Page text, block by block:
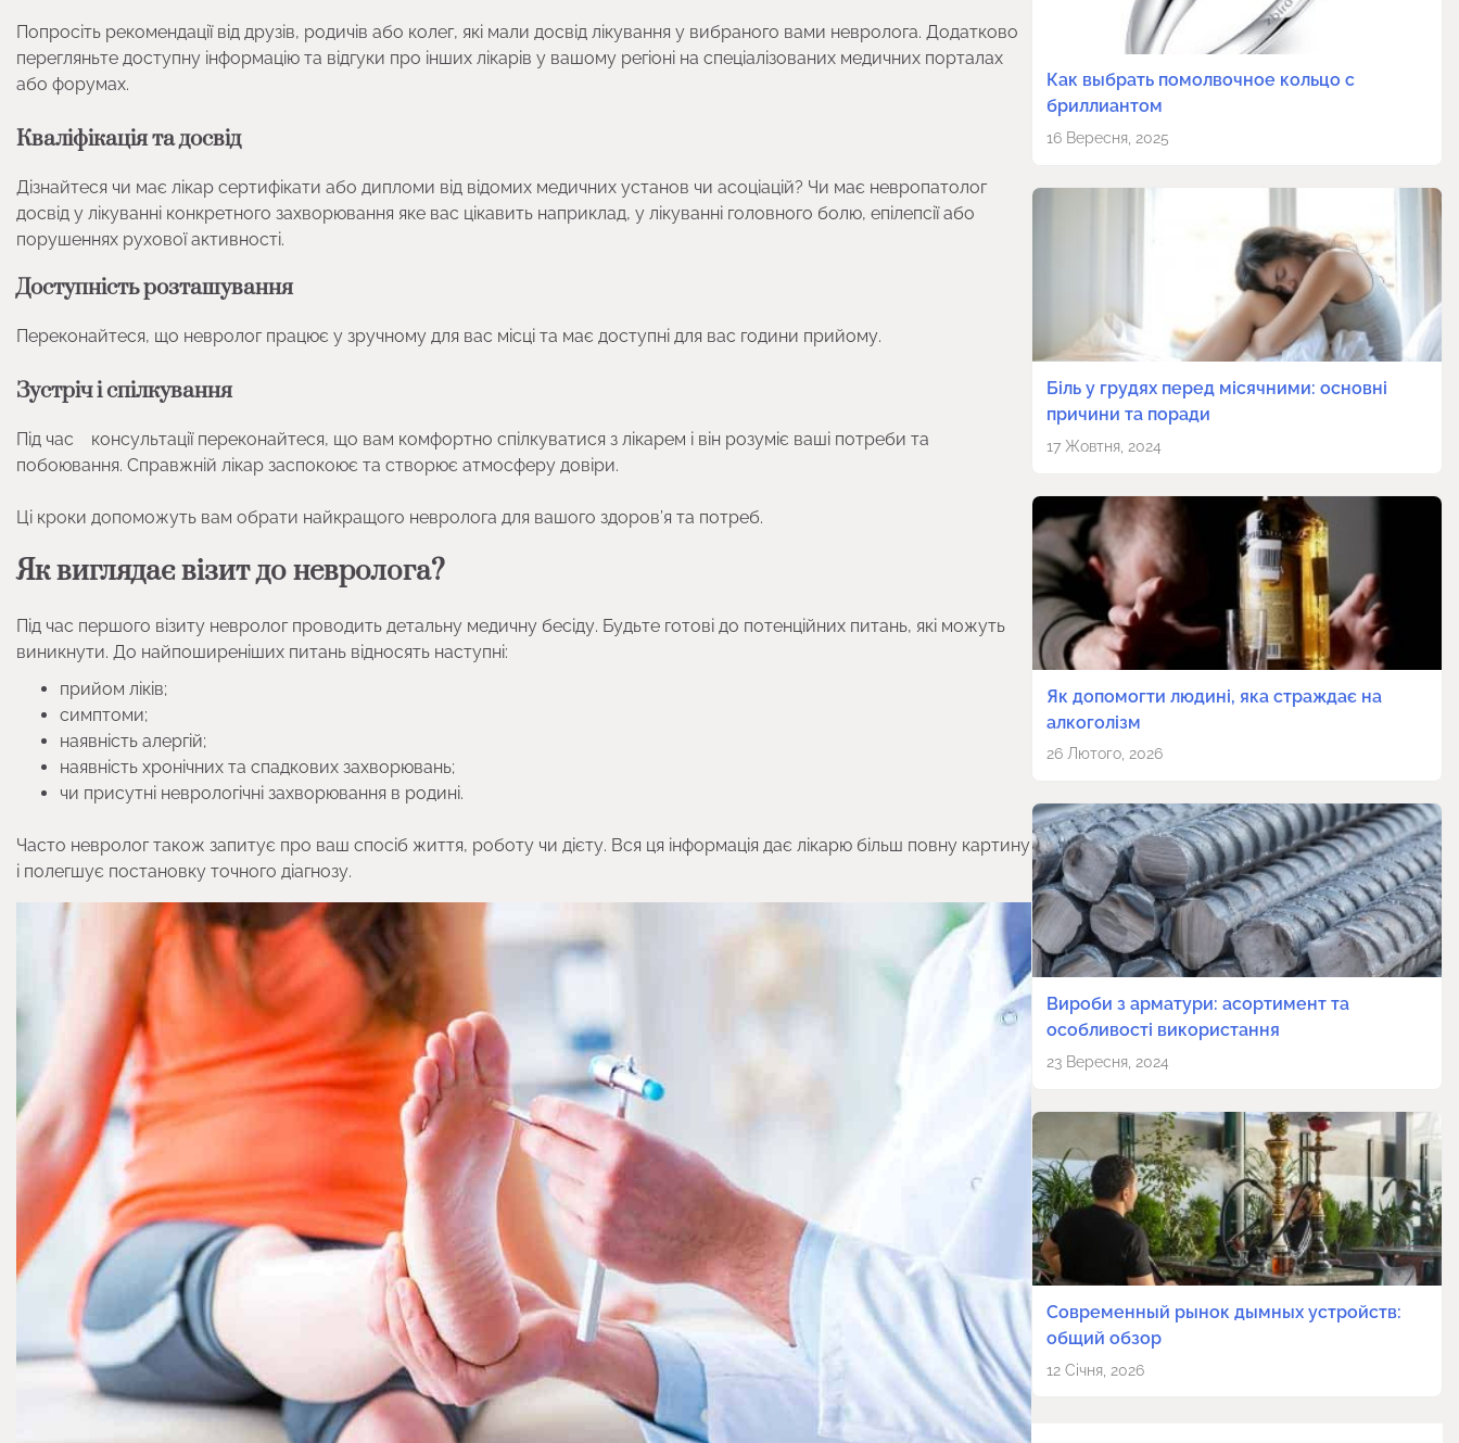
Попросіть рекомендації від друзів, родичів або колег, які мали досвід лікування у вибраного вами невролога. Додатково
перегляньте доступну інформацію та відгуки про інших лікарів у вашому регіоні на спеціалізованих медичних порталах
або форумах.
Кваліфікація та досвід
Дізнайтеся чи має лікар сертифікати або дипломи від відомих медичних установ чи асоціацій? Чи має невропатолог
досвід у лікуванні конкретного захворювання яке вас цікавить наприклад, у лікуванні головного болю, епілепсії або
порушеннях рухової активності.
Доступність розташування
Переконайтеся, що невролог працює у зручному для вас місці та має доступні для вас години прийому.
Зустріч і спілкування
Під час консультації переконайтеся, що вам комфортно спілкуватися з лікарем і він розуміє ваші потреби та
побоювання. Справжній лікар заспокоює та створює атмосферу довіри.
Ці кроки допоможуть вам обрати найкращого невролога для вашого здоров’я та потреб.
Як виглядає візит до невролога?
Під час першого візиту невролог проводить детальну медичну бесіду. Будьте готові до потенційних питань, які можуть
виникнути. До найпоширеніших питань відносять наступні:
прийом ліків;
симптоми;
наявність алергій;
наявність хронічних та спадкових захворювань;
чи присутні неврологічні захворювання в родині.
Часто невролог також запитує про ваш спосіб життя, роботу чи дієту. Вся ця інформація дає лікарю більш повну картину
і полегшує постановку точного діагнозу.
Как выбрать помолвочное кольцо с
бриллиантом
16 Вересня, 2025
Біль у грудях перед місячними: основні
причини та поради
17 Жовтня, 2024
Як допомогти людині, яка страждає на
алкоголізм
26 Лютого, 2026
Вироби з арматури: асортимент та
особливості використання
23 Вересня, 2024
Современный рынок дымных устройств:
общий обзор
12 Січня, 2026